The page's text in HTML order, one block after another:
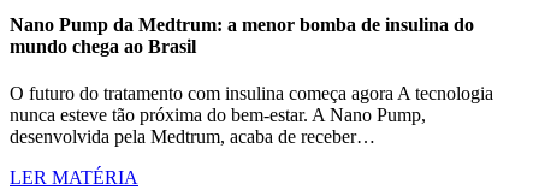
Nano Pump da Medtrum: a menor bomba de insulina do
mundo chega ao Brasil
O futuro do tratamento com insulina começa agora A tecnologia
nunca esteve tão próxima do bem-estar. A Nano Pump,
desenvolvida pela Medtrum, acaba de receber…
LER MATÉRIA